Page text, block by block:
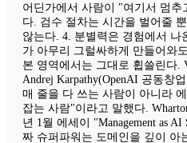
어딘가에서 사람이 "여기서 멈
다. 검수 절차는 시간을 벌어줄
않는다. 4. 분별력은 경험에서
가 아무리 그럴싸하게 만들어와
본 영역에서는 그대로 휩쓸린다.
Andrej Karpathy(OpenAI 공동창
매 줄을 다 쓰는 사람이 아니라
잡는 사람"이라고 말했다.
년 1월 에세이 "Management as
짜 슈퍼파워는 도메인을 깊이 아